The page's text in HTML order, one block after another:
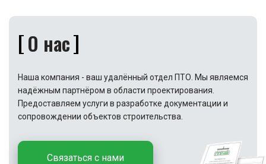
О нас
Наша компания - ваш удалённый отдел ПТО. Мы являемся
надёжным партнёром в области проектирования.
Предоставляем услуги в разработке документации и
сопровождении объектов строительства.
Связаться с нами